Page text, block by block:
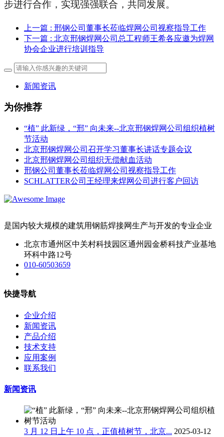
步进行合作，实现强强联合，共同发展。
上一篇 : 邢钢公司董事长莅临焊网公司视察指导工作
下一篇 : 北京邢钢焊网公司总工程师王希各应邀为焊网
协会企业进行培训指导
新闻资讯
为你推荐
“植” 此新绿，“邢” 向未来--北京邢钢焊网公司组织植树
节活动
北京邢钢焊网公司召开学习董事长讲话专题会议
北京邢钢焊网公司组织无偿献血活动
邢钢公司董事长莅临焊网公司视察指导工作
SCHLATTER公司王经理来焊网公司进行客户回访
是国内较大规模的建筑用钢筋焊接网生产与开发的专业企业
北京市通州区中关村科技园区通州园金桥科技产业基地
环科中路12号
010-60503659
快捷导航
企业介绍
新闻资讯
产品介绍
技术支持
应用案例
联系我们
新闻资讯
3 月 12 日上午 10 点，正值植树节，北京... 2025-03-12